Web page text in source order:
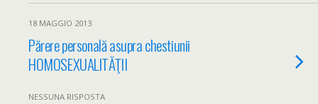
18 MAGGIO 2013
Părere personală asupra chestiunii
HOMOSEXUALITĂŢII
NESSUNA RISPOSTA